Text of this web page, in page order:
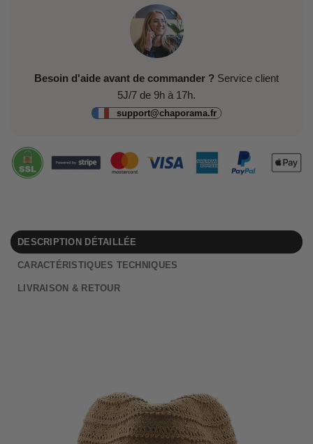
Besoin d'aide avant de commander ? Service client
5J/7 de 9h à 17h.
support@chaporama.fr
DESCRIPTION DÉTAILLÉE
CARACTÉRISTIQUES TECHNIQUES
LIVRAISON & RETOUR